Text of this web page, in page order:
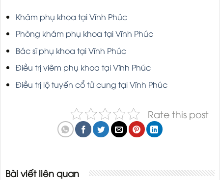
Khám phụ khoa tại Vĩnh Phúc
Phòng khám phụ khoa tại Vĩnh Phúc
Bác sĩ phụ khoa tại Vĩnh Phúc
Điều trị viêm phụ khoa tại Vĩnh Phúc
Điều trị lộ tuyến cổ tử cung tại Vĩnh Phúc
Rate this post
Bài viết liên quan